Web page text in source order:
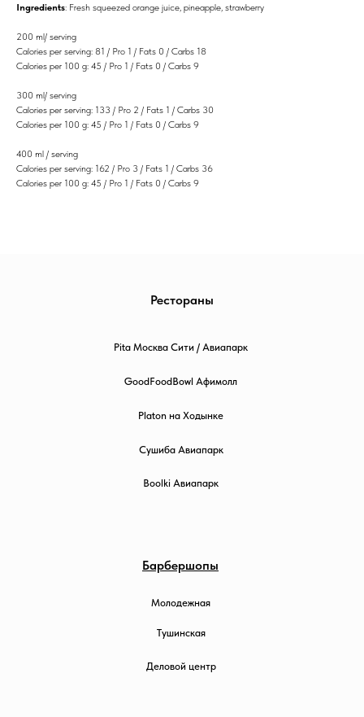
Ingredients: Fresh squeezed orange juice, pineapple, strawberry
200 ml/ serving
Calories per serving: 81 / Pro 1 / Fats 0 / Carbs 18
Calories per 100 g: 45 / Pro 1 / Fats 0 / Carbs 9
300 ml/ serving
Calories per serving: 133 / Pro 2 / Fats 1 / Carbs 30
Calories per 100 g: 45 / Pro 1 / Fats 0 / Carbs 9
400 ml / serving
Calories per serving: 162 / Pro 3 / Fats 1 / Carbs 36
Calories per 100 g: 45 / Pro 1 / Fats 0 / Carbs 9
Барбершопы
Молодежная
Тушинская
Деловой центр
Рестораны
Pita Москва Сити / Авиапарк
GoodFoodBowl Афимолл
Platon на Ходынке
Сушиба Авиапарк
Boolki Авиапарк